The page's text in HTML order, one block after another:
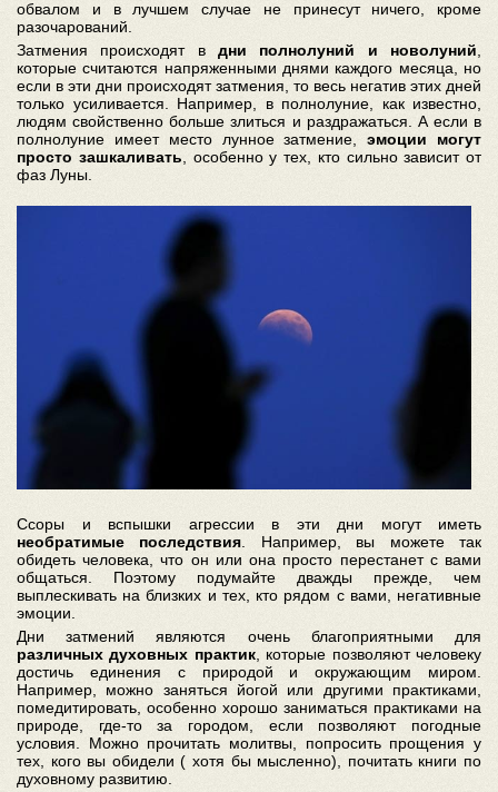
обвалом и в лучшем случае не принесут ничего, кроме
разочарований.
Затмения происходят в дни полнолуний и новолуний
которые считаются напряженными днями каждого месяца, но
если в эти дни происходят затмения, то весь негатив этих дней
только усиливается. Например, в полнолуние, как известно,
людям свойственно больше злиться и раздражаться. А если в
полнолуние имеет место лунное затмение,эмоции могут
просто зашкаливать , особенно у тех, кто сильно зависит от
фаз Луны.
Ссоры и вспышки агрессии в эти дни могут иметь
необратимые последствия. Например, вы можете так
обидеть человека, что он или она просто перестанет с вами
общаться. Поэтому подумайте дважды прежде, чем
выплескивать на близких и тех, кто рядом с вами, негативные
эмоции.
Дни затмений являются очень благоприятными для
различных духовных практик, которые позволяют человеку
достичь единения с природой и окружающим миром.
Например, можно заняться йогой или другими практиками,
помедитировать, особенно хорошо заниматься практиками на
природе, где-то за городом, если позволяют погодные
условия. Можно прочитать молитвы, попросить прощения у
тех, кого вы обидели ( хотя бы мысленно), почитать книги по
духовному развитию.